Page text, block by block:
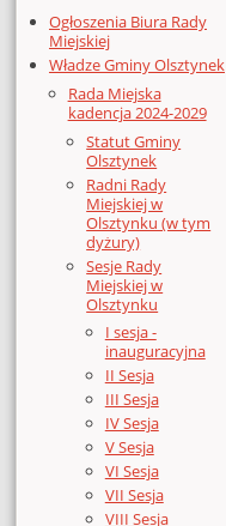
Ogłoszenia Biura Rady
Miejskiej
Władze Gminy Olsztynek
Rada Miejska
kadencja 2024-2029
Statut Gminy
Olsztynek
Radni Rady
Miejskiej w
Olsztynku (w tym
dyżury)
Sesje Rady
Miejskiej w
Olsztynku
I sesja -
inauguracyjna
II Sesja
III Sesja
IV Sesja
V Sesja
VI Sesja
VII Sesja
VIII Sesja